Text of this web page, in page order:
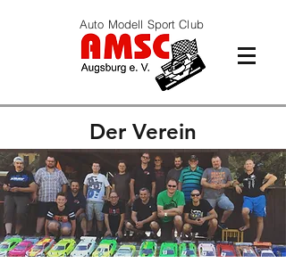
Auto Modell Sport Club
Der Verein